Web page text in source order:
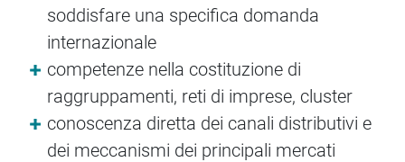
soddisfare una specifica domanda
internazionale
competenze nella costituzione di
raggruppamenti, reti di imprese, cluster
conoscenza diretta dei canali distributivi e
dei meccanismi dei principali mercati